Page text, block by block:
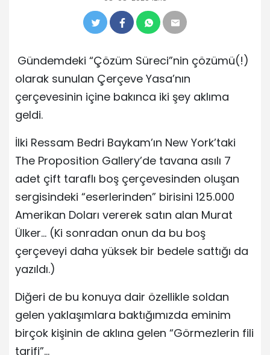
Gündemdeki “Çözüm Süreci”nin çözümü(!)
olarak sunulan Çerçeve Yasa’nın
çerçevesinin içine bakınca iki şey aklıma
geldi.
İlki Ressam Bedri Baykam’ın New York’taki
The Proposition Gallery’de tavana asılı 7
adet çift taraflı boş çerçevesinden oluşan
sergisindeki “eserlerinden” birisini 125.000
Amerikan Doları vererek satın alan Murat
Ülker… (Ki sonradan onun da bu boş
çerçeveyi daha yüksek bir bedele sattığı da
yazıldı.)
Diğeri de bu konuya dair özellikle soldan
gelen yaklaşımlara baktığımızda eminim
birçok kişinin de aklına gelen “Görmezlerin fili
tarifi”…